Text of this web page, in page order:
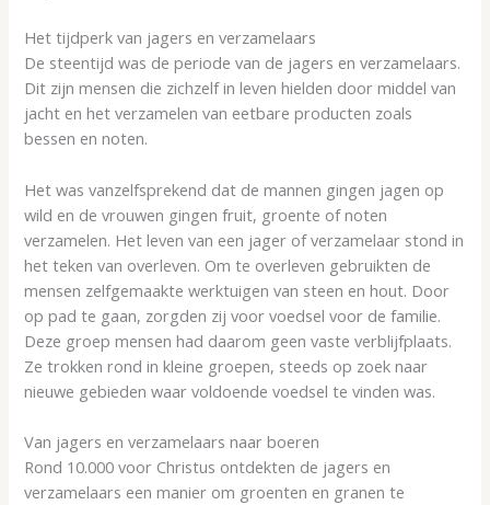
Het tijdperk van jagers en verzamelaars
De steentijd was de periode van de jagers en verzamelaars.
Dit zijn mensen die zichzelf in leven hielden door middel van
jacht en het verzamelen van eetbare producten zoals
bessen en noten.
Het was vanzelfsprekend dat de mannen gingen jagen op
wild en de vrouwen gingen fruit, groente of noten
verzamelen. Het leven van een jager of verzamelaar stond in
het teken van overleven. Om te overleven gebruikten de
mensen zelfgemaakte werktuigen van steen en hout. Door
op pad te gaan, zorgden zij voor voedsel voor de familie.
Deze groep mensen had daarom geen vaste verblijfplaats.
Ze trokken rond in kleine groepen, steeds op zoek naar
nieuwe gebieden waar voldoende voedsel te vinden was.
Van jagers en verzamelaars naar boeren
Rond 10.000 voor Christus ontdekten de jagers en
verzamelaars een manier om groenten en granen te